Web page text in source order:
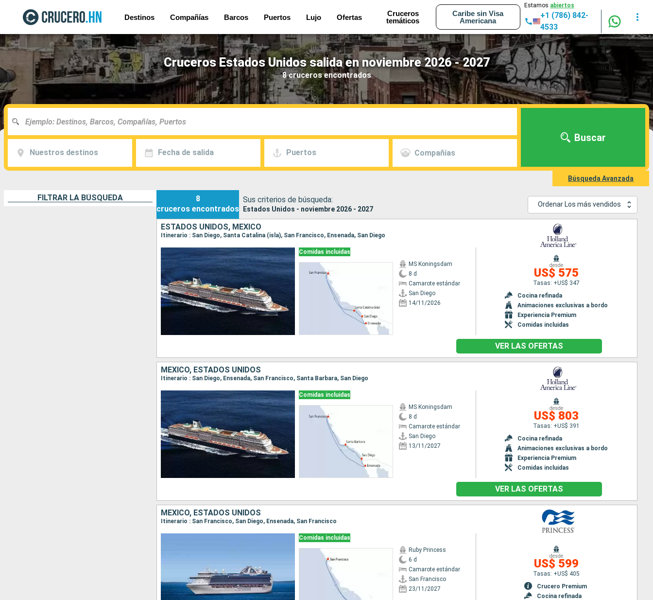
Destinos Compañías Barcos Puertos Lujo Ofertas
Cruceros
temáticos
Caribe sin Visa
Americana
Estamos abiertos
+1 (786) 842-
4533
Cruceros Estados Unidos salida en noviembre 2026 - 2027
8 cruceros encontrados
Nuestros destinos Fecha de salida Puertos Compañías
Buscar
Búsqueda Avanzada
FILTRAR LA BÚSQUEDA
8
cruceros encontrados
Sus criterios de búsqueda:
Estados Unidos - noviembre 2026 - 2027
Ordenar Los más vendidos
ESTADOS UNIDOS, MÉXICO
Itinerario : San Diego, Santa Catalina (isla), San Francisco, Ensenada, San Diego
Comidas incluidas
MS Koningsdam
8 d
Camarote estándar
San Diego
14/11/2026
desde
US$ 575
Tasas: +US$ 347
Cocina refinada
Animaciones exclusivas a bordo
Experiencia Premium
Comidas incluidas
VER LAS OFERTAS
MÉXICO, ESTADOS UNIDOS
Itinerario : San Diego, Ensenada, San Francisco, Santa Barbara, San Diego
Comidas incluidas
MS Koningsdam
8 d
Camarote estándar
San Diego
13/11/2027
desde
US$ 803
Tasas: +US$ 391
Cocina refinada
Animaciones exclusivas a bordo
Experiencia Premium
Comidas incluidas
VER LAS OFERTAS
MÉXICO, ESTADOS UNIDOS
Itinerario : San Francisco, San Diego, Ensenada, San Francisco
Comidas incluidas
Ruby Princess
6 d
Camarote estándar
San Francisco
23/11/2027
desde
US$ 599
Tasas: +US$ 405
Crucero Premium
Cocina refinada